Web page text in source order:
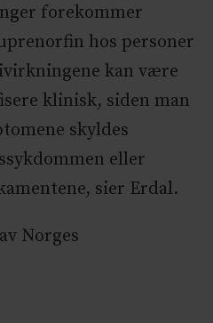
forekommer
hos personer
kan være
klinisk, siden man
skyldes
eller
sier Erdal.
Norges